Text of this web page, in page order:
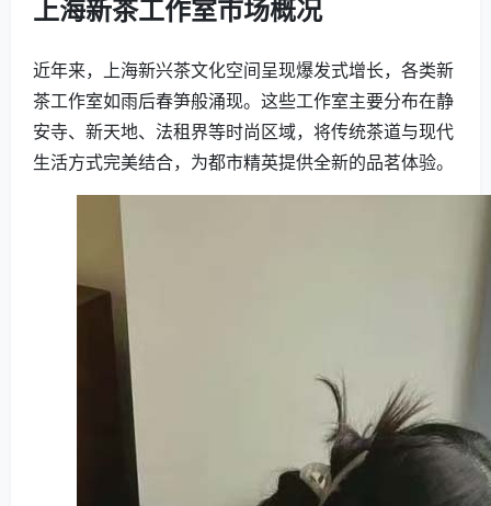
上海新茶工作室市场概况
近年来，上海新兴茶文化空间呈现爆发式增长，各类新
茶工作室如雨后春笋般涌现。这些工作室主要分布在静
安寺、新天地、法租界等时尚区域，将传统茶道与现代
生活方式完美结合，为都市精英提供全新的品茗体验。